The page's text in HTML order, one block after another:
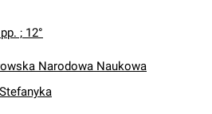
; 12°
Narodowa Naukowa